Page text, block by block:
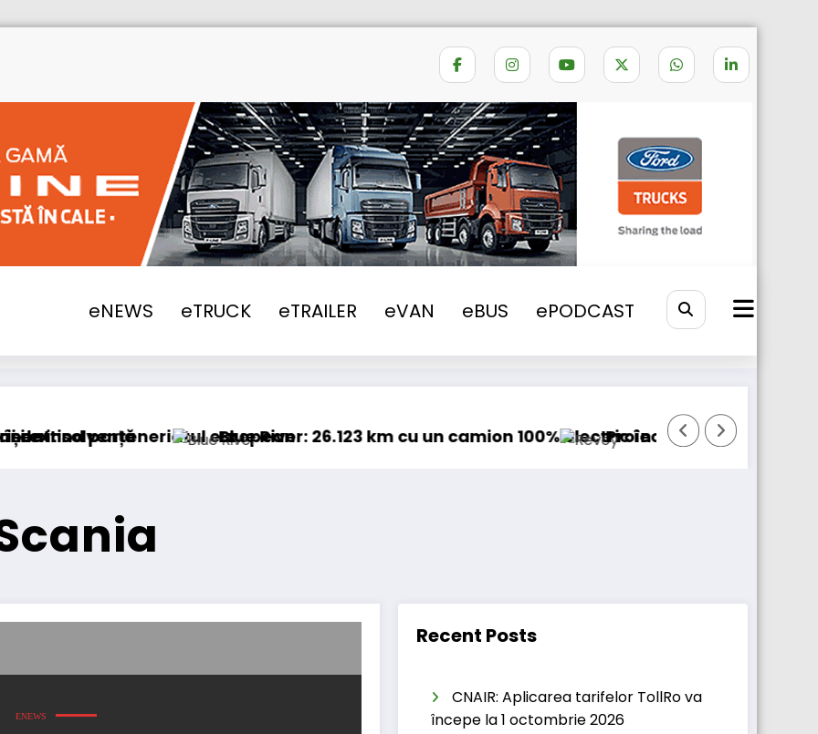
eNEWS eTRUCK eTRAILER eVAN eBUS ePODCAST
legenda Scania
european
Blue River: 26.123 km cu un camion 100% electric în transport internațional
Proiectul Revoy prinde contur
ENEWS
Recent Posts
CNAIR: Aplicarea tarifelor TollRo va
începe la 1 octombrie 2026